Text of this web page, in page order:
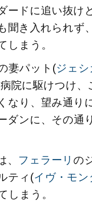
ードに追い抜け
聞き入れられず
しまう。
妻パット(ジェシ
院に駆けつけ、
なり、望み通り
ダンに、その通
フェラーリ の
ティ(イヴ・モン
しまう。